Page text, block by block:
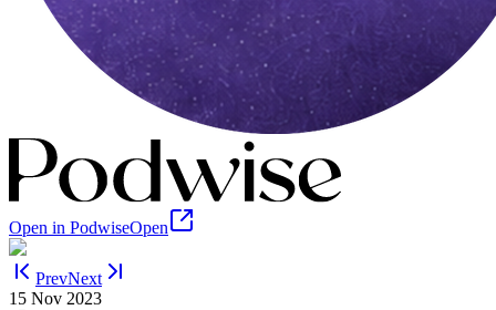
Open in PodwiseOpen
PrevNext
15 Nov 2023